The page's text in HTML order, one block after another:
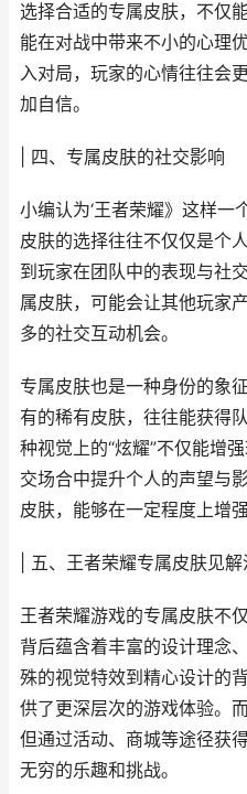
选择合适的专属皮肤，不仅
能在对战中带来不小的心理
入对局，玩家的心情往往会
加自信。
| 四、专属皮肤的社交影响
小编认为‘王者荣耀》这样一
皮肤的选择往往不仅仅是个
到玩家在团队中的表现与社
属皮肤，可能会让其他玩家
多的社交互动机会。
专属皮肤也是一种身份的象
有的稀有皮肤，往往能获得
种视觉上的“炫耀”不仅能增
交场合中提升个人的声望与
皮肤，能够在一定程度上增强
| 五、王者荣耀专属皮肤见解
王者荣耀游戏的专属皮肤不
背后蕴含着丰富的设计理念
殊的视觉特效到精心设计的
供了更深层次的游戏体验。
但通过活动、商城等途径获
无穷的乐趣和挑战。